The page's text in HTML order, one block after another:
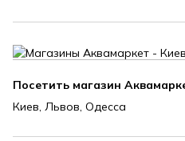
Посетить магазин
Киев, Львов, Одесса